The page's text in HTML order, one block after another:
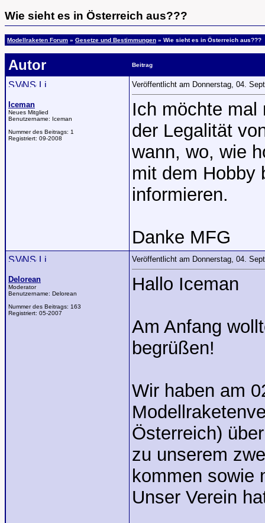
Wie sieht es in Österreich aus???
Modellraketen Forum » Gesetze und Bestimmungen » Wie sieht es in Österreich aus???
Autor Beitrag
Iceman
Neues Mitglied
Benutzername: Iceman
Nummer des Beitrags: 1
Registriert: 09-2008
Veröffentlicht am Donnerstag, 04.
Ich möchte mal
der Legalität
wann, wo, wie
mit dem Hobby
informieren.
Danke MFG
Delorean
Moderator
Benutzername: Delorean
Nummer des Beitrags: 163
Registriert: 05-2007
Veröffentlicht am Donnerstag, 04.
Hallo Iceman
Am Anfang
begrüßen!
Wir haben am
Österreich)
zu unserem
kommen sowie
Unser Verein